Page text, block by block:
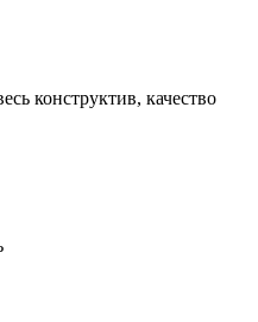
конструктив, качество